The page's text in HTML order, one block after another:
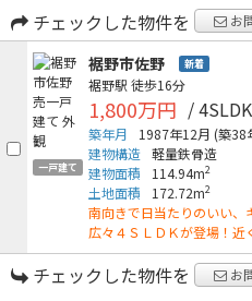
チェックした物件を
お
一戸建て
裾野市佐野 新着
裾野駅 徒歩16分
1,800万円 / 4SLDK
築年月 1987年12月 (築38
建物構造 軽量鉄骨造
建物面積
114.94m2
土地面積 172.72m2
南向きで日当たりのいい、
広々４ＳＬＤＫが登場！
チェックした物件を お